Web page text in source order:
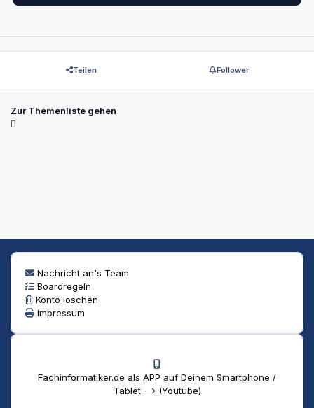
Teilen Follower
Zur Themenliste gehen
Nachricht an's Team
Boardregeln
Konto löschen
Impressum
Fachinformatiker.de als APP auf Deinem Smartphone /
Tablet --> (Youtube)